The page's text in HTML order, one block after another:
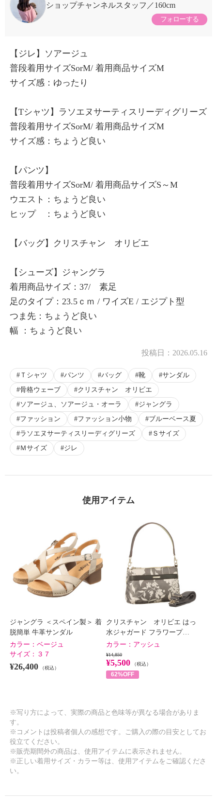
ショップチャンネルスタッフ
160cm
フォローする
【ジレ】ソアージュ
普段着用サイズSorM/ 着用商品サイズM
サイズ感：ゆったり
【Tシャツ】ラソエヌサーティスリーディグリーズ
普段着用サイズSorM/ 着用商品サイズM
サイズ感：ちょうど良い
【パンツ】
普段着用サイズSorM/ 着用商品サイズS～M
ウエスト：ちょうど良い
ヒップ ：ちょうど良い
【バッグ】クリスチャン オリビエ
【シューズ】ジャングラ
着用商品サイズ：37/ 素足
足のタイプ：23.5ｃｍ / ワイズE / エジプト型
つま先：ちょうど良い
幅 ：ちょうど良い
投稿日： 2026.05.16
Ｔシャツ パンツ バッグ 靴
サンダル
骨格ウェーブ
クリスチャン オリビエ
ソアージュ、ソアージュ・オーラ
ジャングラ
ファッション
ファッション小物
ブルーベース夏
ラソエヌサーティスリーディグリーズ
Ｓサイズ
Ｍサイズ
ジレ
使用アイテム
ジャングラ ＜スペイン製＞ 着
脱簡単 牛革サンダル
カラー： ベージュ
サイズ： ３７
¥26,400 （税込）
クリスチャン オリビエ はっ
水ジャガード フラワープ…
カラー： アッシュ
¥14,850
¥5,500 （税込）
62%OFF
※写り方によって、実際の商品と色味等が異なる場合がありま
す。
※コメントは投稿者個人の感想です。ご購入の際の目安としてお
役立てください。
※販売期間外の商品は、使用アイテムに表示されません。
※正しい着用サイズ・カラー等は、使用アイテムをご確認くださ
い。